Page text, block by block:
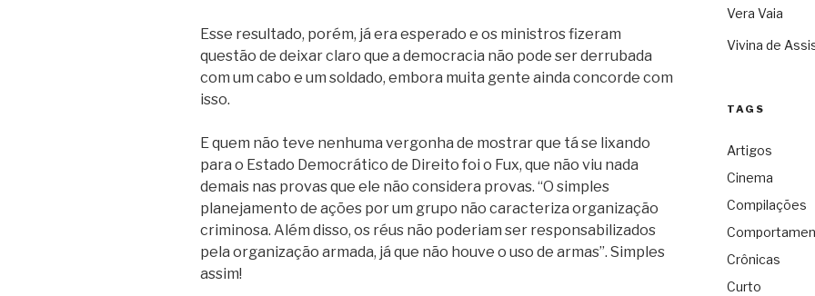
Esse resultado, porém, já era esperado e os ministros fizeram
questão de deixar claro que a democracia não pode ser derrubada
com um cabo e um soldado, embora muita gente ainda concorde com
isso.
E quem não teve nenhuma vergonha de mostrar que tá se lixando
para o Estado Democrático de Direito foi o Fux, que não viu nada
demais nas provas que ele não considera provas. “O simples
planejamento de ações por um grupo não caracteriza organização
criminosa. Além disso, os réus não poderiam ser responsabilizados
pela organização armada, já que não houve o uso de armas”. Simples
assim!
Vera Vaia
Vivina de
TAGS
Artigos
Cinema
Compilações
Crônicas
Curto